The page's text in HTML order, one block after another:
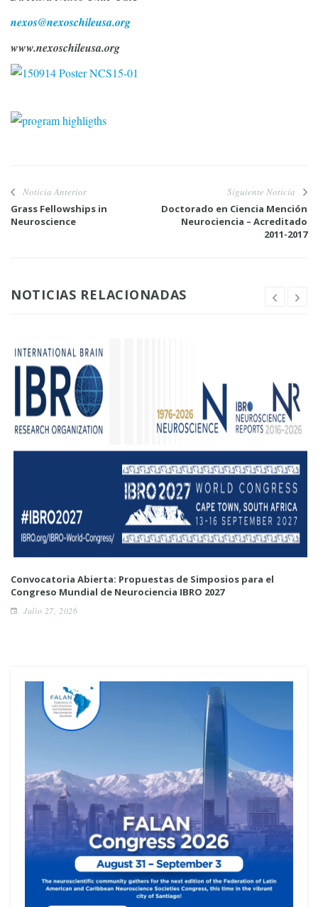
nexos@nexoschileusa.org
www.nexoschileusa.org
Noticia Anterior
Grass Fellowships in
Neuroscience
Siguiente Noticia
Doctorado en Ciencia Mención
Neurociencia – Acreditado
2011-2017
NOTICIAS RELACIONADAS
Convocatoria Abierta: Propuestas de Simposios para el
Congreso Mundial de Neurociencia IBRO 2027
Julio 27, 2026